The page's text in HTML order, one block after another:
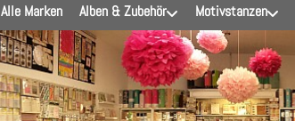
Alle Marken Alben & Zubehör Motivstanzen